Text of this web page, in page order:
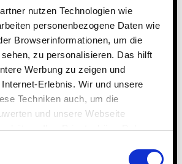
nutzen Technologien wie
personenbezogene Daten wie
Browserinformationen, um die
zu personalisieren. Das hilft
Werbung zu zeigen und
Erlebnis. Wir und unsere
Techniken auch, um die
und unsere Webseite
Ihre Privatsphäre. Daher